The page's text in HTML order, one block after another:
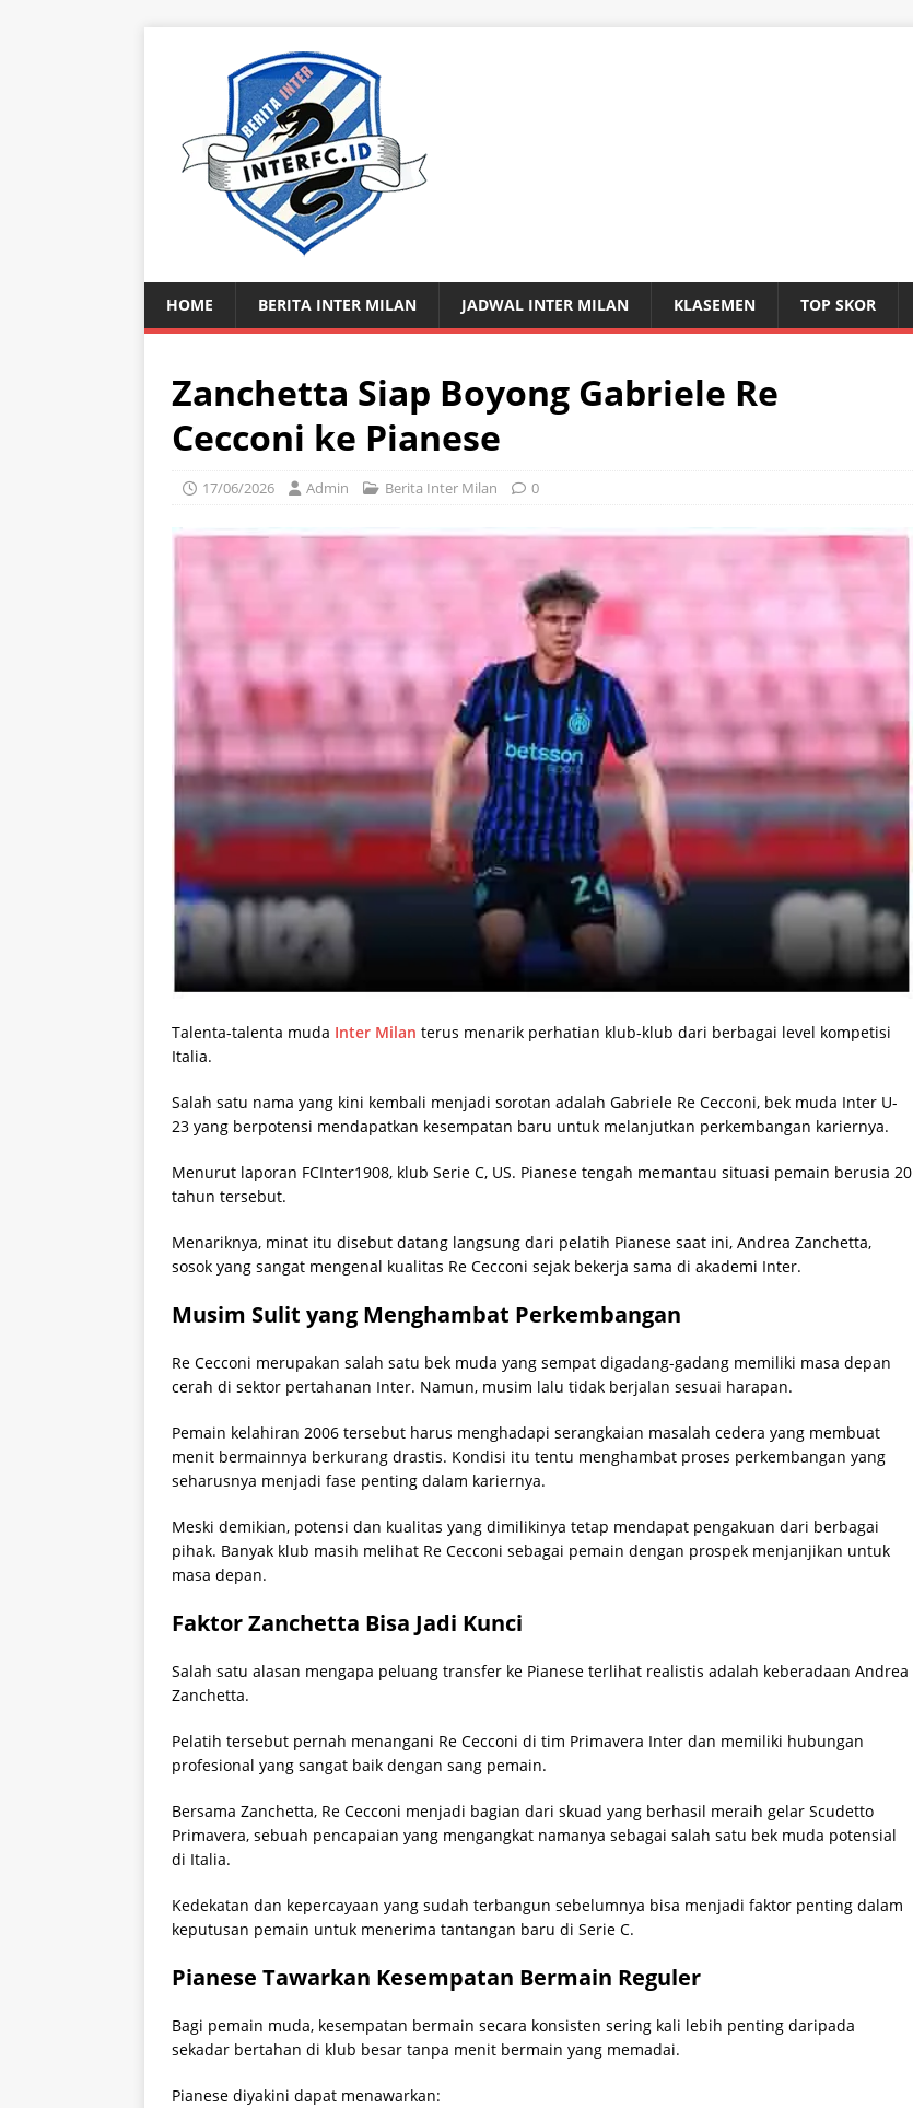
HOME BERITA INTER MILAN JADWAL INTER MILAN KLASEMEN TOP SKOR
Zanchetta Siap Boyong Gabriele Re
Cecconi ke Pianese
17/06/2026 Admin Berita Inter Milan 0
Talenta-talenta muda Inter Milan terus menarik perhatian klub-klub dari berbagai level kompetisi
Italia.
Salah satu nama yang kini kembali menjadi sorotan adalah Gabriele Re Cecconi, bek muda Inter U-
23 yang berpotensi mendapatkan kesempatan baru untuk melanjutkan perkembangan kariernya.
Menurut laporan FCInter1908, klub Serie C, US. Pianese tengah memantau situasi pemain berusia 20
tahun tersebut.
Menariknya, minat itu disebut datang langsung dari pelatih Pianese saat ini, Andrea Zanchetta,
sosok yang sangat mengenal kualitas Re Cecconi sejak bekerja sama di akademi Inter.
Musim Sulit yang Menghambat Perkembangan
Re Cecconi merupakan salah satu bek muda yang sempat digadang-gadang memiliki masa depan
cerah di sektor pertahanan Inter. Namun, musim lalu tidak berjalan sesuai harapan.
Pemain kelahiran 2006 tersebut harus menghadapi serangkaian masalah cedera yang membuat
menit bermainnya berkurang drastis. Kondisi itu tentu menghambat proses perkembangan yang
seharusnya menjadi fase penting dalam kariernya.
Meski demikian, potensi dan kualitas yang dimilikinya tetap mendapat pengakuan dari berbagai
pihak. Banyak klub masih melihat Re Cecconi sebagai pemain dengan prospek menjanjikan untuk
masa depan.
Faktor Zanchetta Bisa Jadi Kunci
Salah satu alasan mengapa peluang transfer ke Pianese terlihat realistis adalah keberadaan Andrea
Zanchetta.
Pelatih tersebut pernah menangani Re Cecconi di tim Primavera Inter dan memiliki hubungan
profesional yang sangat baik dengan sang pemain.
Bersama Zanchetta, Re Cecconi menjadi bagian dari skuad yang berhasil meraih gelar Scudetto
Primavera, sebuah pencapaian yang mengangkat namanya sebagai salah satu bek muda potensial
di Italia.
Kedekatan dan kepercayaan yang sudah terbangun sebelumnya bisa menjadi faktor penting dalam
keputusan pemain untuk menerima tantangan baru di Serie C.
Pianese Tawarkan Kesempatan Bermain Reguler
Bagi pemain muda, kesempatan bermain secara konsisten sering kali lebih penting daripada
sekadar bertahan di klub besar tanpa menit bermain yang memadai.
Pianese diyakini dapat menawarkan: